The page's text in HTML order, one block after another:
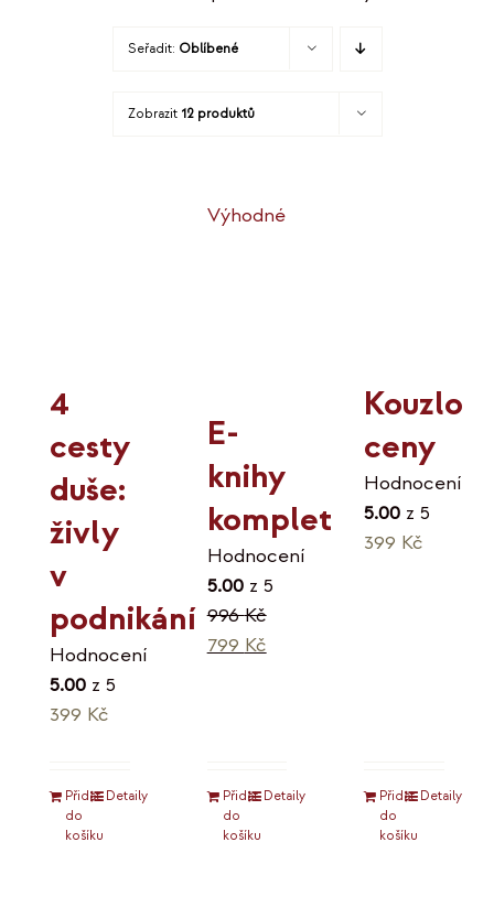
Seřadit: Oblíbené
Zobrazit 12 produktů
4
cesty
duše:
živly
v
podnikání
Hodnocení
5.00 z 5
399 Kč
Přidat
do
košíku
Detaily
Výhodné
E-
knihy
komplet
Hodnocení
5.00z 5
996Kč
Původní
799 KčAktuální
Přidat
do
košíku
Detaily
Kouzlo
ceny
Hodnocení
5.00 z 5
399 Kč
Přidat
do
košíku
Detaily